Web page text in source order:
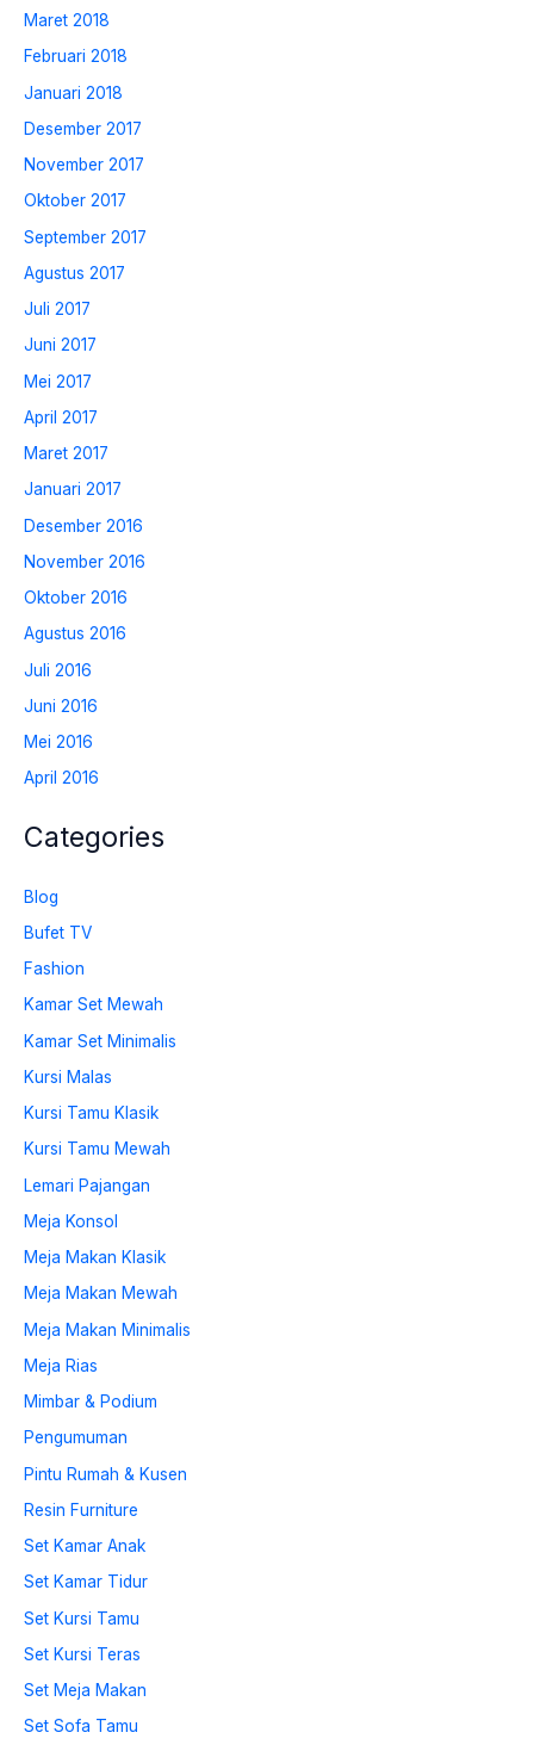
Maret 2018
Februari 2018
Januari 2018
Desember 2017
November 2017
Oktober 2017
September 2017
Agustus 2017
Juli 2017
Juni 2017
Mei 2017
April 2017
Maret 2017
Januari 2017
Desember 2016
November 2016
Oktober 2016
Agustus 2016
Juli 2016
Juni 2016
Mei 2016
April 2016
Categories
Blog
Bufet TV
Fashion
Kamar Set Mewah
Kamar Set Minimalis
Kursi Malas
Kursi Tamu Klasik
Kursi Tamu Mewah
Lemari Pajangan
Meja Konsol
Meja Makan Klasik
Meja Makan Mewah
Meja Makan Minimalis
Meja Rias
Mimbar & Podium
Pengumuman
Pintu Rumah & Kusen
Resin Furniture
Set Kamar Anak
Set Kamar Tidur
Set Kursi Tamu
Set Kursi Teras
Set Meja Makan
Set Sofa Tamu